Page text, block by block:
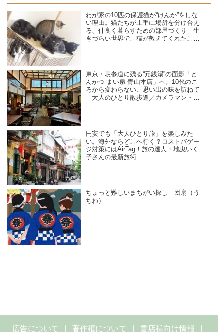
わが家の10匹の保護猫が“けんか”をしな
い理由。猫たちが上手に場所を分け合え
る、仲良く暮らすための部屋づくり｜生
きづらい世界で、猫が教えてくれたこと
東京・表参道に残る“元銭湯”の面影「と
んかつ まい泉 青山本店」へ。10代のこ
ろから変わらない、思い出の味を訪ねて
｜大人のひとり散歩道／カメラマン・石
円安でも「大人ひとり旅」を楽しみた
い。海外ならどこへ行く？ロストバゲー
ジ対策にはAirTag！旅の達人・地曳いく
子さんの最新旅術
ちょっと難しいまちがい探し｜団扇（う
ちわ）
広告について 著作権について 書店様向け情報